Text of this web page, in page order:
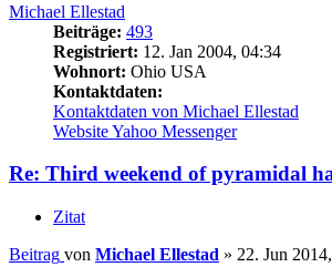
Michael Ellestad
Beiträge: 493
Registriert: 12. Jan 2004, 04:34
Wohnort: Ohio USA
Kontaktdaten:
Kontaktdaten von Michael Ellestad
WebsiteYahoo Messenger
Re: Third weekend of pyramidal
Zitat
Beitrag von Michael Ellestad » 22. Jun